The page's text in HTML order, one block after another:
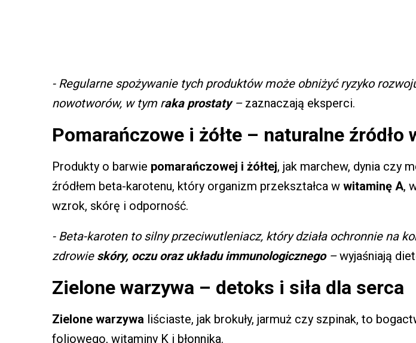
- Regularne spożywanie tych produktów może obniżyć ryzyko
nowotworów, w tym raka prostaty– zaznaczają eksperci.
Pomarańczowe i żółte – naturalne źródło
Produkty o barwie pomarańczowej i żółtej, jak marchew, dynia czy
źródłem beta-karotenu, który organizm przekształca w witaminę A,
wzrok, skórę i odporność.
- Beta-karoten to silny przeciwutleniacz, który działa ochronnie na
zdrowie skóry, oczu oraz układu immunologicznego–wyjaśniają
Zielone warzywa – detoks i siła dla serca
Zielone warzywa liściaste, jak brokuły, jarmuż czy szpinak, to
foliowego, witaminy K i błonnika.